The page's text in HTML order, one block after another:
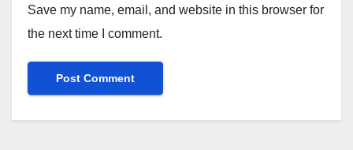
Save my name, email, and website in this browser for
the next time I comment.